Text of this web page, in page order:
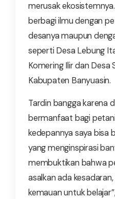
merusak
berbagi ilmu dengan
desanya maupun
seperti Desa Lebung
Komering Ilir dan Desa
Kabupaten Banyuasin.
Tardin bangga karena
bermanfaat bagi
kedepannya saya bisa
yang menginspirasi
membuktikan bahwa
asalkan ada
kemauan untuk